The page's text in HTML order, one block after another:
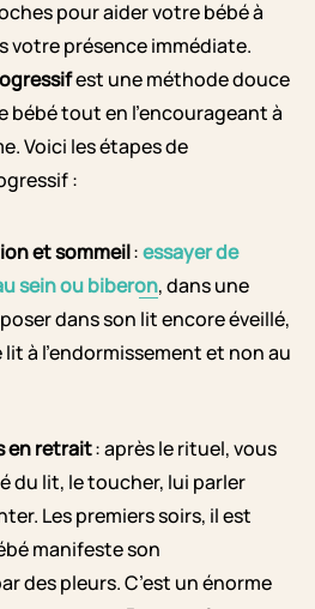
pour aider votre bébé à
votre présence immédiate.
est une méthode douce
bébé tout en l’encourageant à
Voici les étapes de
:
et sommeil:essayer de
sein ou biberon, dans une
dans son lit encore éveillé,
lit à l’endormissement et non au
en retrait: après le rituel, vous
du lit, le toucher, lui parler
Les premiers soirs, il est
manifeste son
des pleurs. C’est un énorme